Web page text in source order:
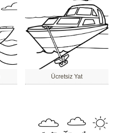
Ücretsiz Yat